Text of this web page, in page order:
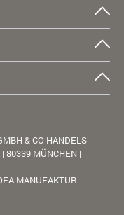
& CO HANDELS
80339 MÜNCHEN |
MANUFAKTUR